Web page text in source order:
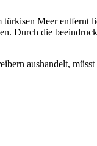
Meer entfernt
Durch die
aushandelt,